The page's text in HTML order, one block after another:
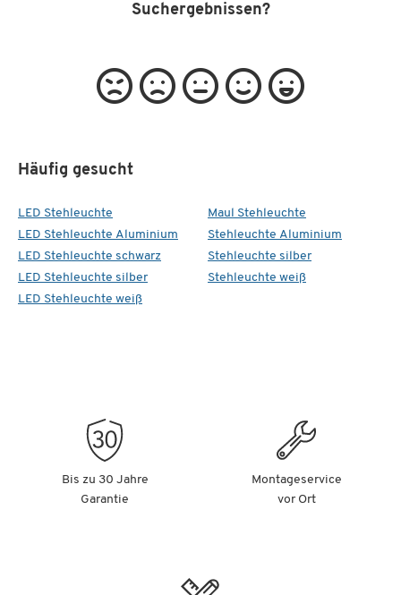
Suchergebnissen?
Häufig gesucht
LED Stehleuchte
LED Stehleuchte Aluminium
LED Stehleuchte schwarz
LED Stehleuchte silber
LED Stehleuchte weiß
Maul Stehleuchte
Stehleuchte Aluminium
Stehleuchte silber
Stehleuchte weiß
Bis zu 30 Jahre
Garantie
Montageservice
vor Ort